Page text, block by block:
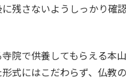
残さないようしっかり確
院で供養してもらえる本
式にはこだわらず、仏教